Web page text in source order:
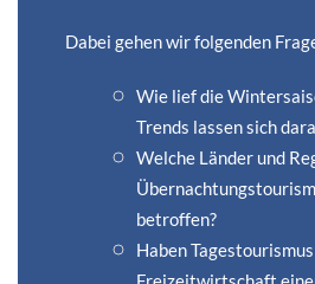
Dabei gehen wir folgenden
Wie lief die
Trends lassen sich
Welche Länder und
betroffen?
Haben